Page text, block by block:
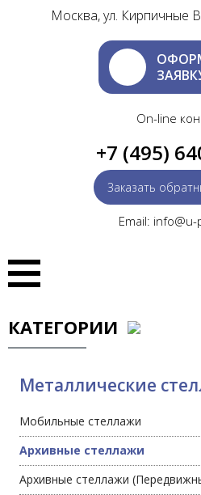
Москва, ул. Кирпичные
On-line
+7 (495)
Заказать
Email:
КАТЕГОРИИ
Металлические
Мобильные стеллажи
Архивные стеллажи
Архивные стеллажи